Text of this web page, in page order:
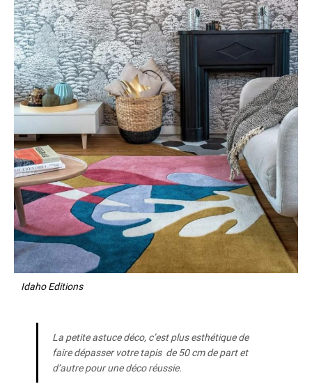
Idaho Editions
La petite astuce déco, c’est plus esthétique de
faire dépasser votre tapis de 50 cm de part et
d’autre pour une déco réussie.